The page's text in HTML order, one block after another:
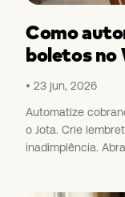
Como
boletos
23 jun, 2026
Automatize
o Jota. Crie
inadimplência.